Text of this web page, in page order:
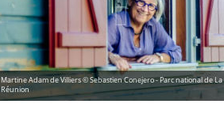
Martine Adam de Villiers © Sebastien Conejero - Parc national de La
Réunion